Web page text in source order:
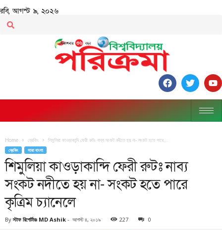
রবি, আগস্ট ৯, ২০২৬
Home ব্রেকিং শিমুলিয়া কাওড়াকান্দি ফেরী রুটঃ নাব্য সংকট নদীতে হয় না- সংকট হতে পারে...
ব্রেকিং সারা বাংলা
শিমুলিয়া কাওড়াকান্দি ফেরী রুটঃ নাব্য
সংকট নদীতে হয় না- সংকট হতে পারে
কৃত্রিম চ্যানেলে
By স্টাফ রিপোর্টারঃ MD Ashik - আগস্ট ৪, ২০১৯ 227 0